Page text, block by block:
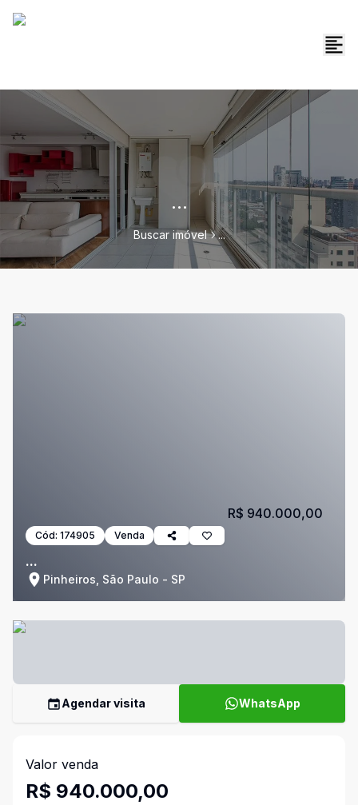
...
Buscar imóvel ...
Cód: 174905 Venda
...
Pinheiros, São Paulo - SP
R$ 940.000,00
Agendar visita WhatsApp
Valor venda
R$ 940.000,00